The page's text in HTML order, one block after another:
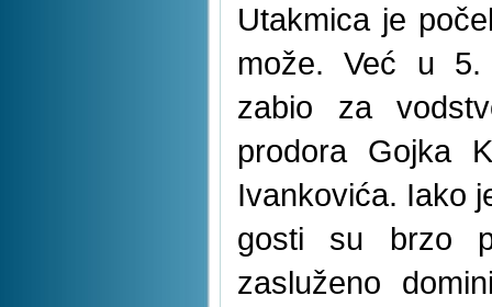
Utakmica je
može. Već u
zabio za
prodora Gojka
Ivankovića. Iako
gosti su brzo
zasluženo